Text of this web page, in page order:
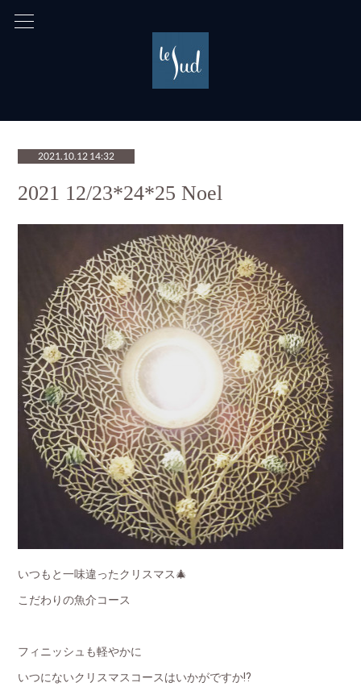
2021.10.12 14:32
2021 12/23*24*25 Noel
いつもと一味違ったクリスマス🎄
こだわりの魚介コース
フィニッシュも軽やかに
いつにないクリスマスコースはいかがですか⁉️